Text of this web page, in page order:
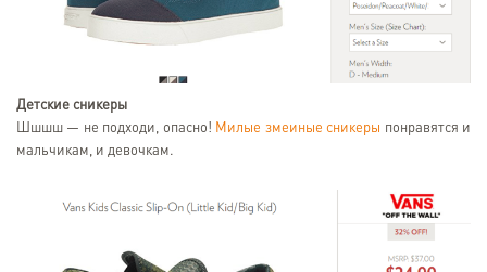
Детские сникеры
Шшшш — не подходи, опасно! Милые змеиные сникеры понравятся и
мальчикам, и девочкам.